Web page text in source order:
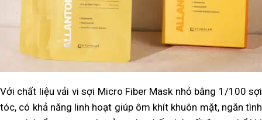
Với chất liệu vải vi sợi Micro Fiber Mask nhỏ bằng 1/100 sợi
tóc, có khả năng linh hoạt giúp ôm khít khuôn mặt, ngăn tình